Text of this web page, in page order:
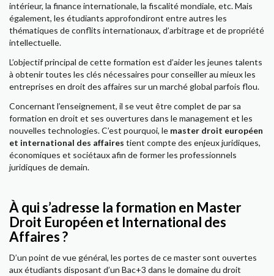
intérieur, la finance internationale, la fiscalité mondiale, etc. Mais
également, les étudiants approfondiront entre autres les
thématiques de conflits internationaux, d’arbitrage et de propriété
intellectuelle.
L’objectif principal de cette formation est d’aider les jeunes talents
à obtenir toutes les clés nécessaires pour conseiller au mieux les
entreprises en droit des affaires sur un marché global parfois flou.
Concernant l’enseignement, il se veut être complet de par sa
formation en droit et ses ouvertures dans le management et les
nouvelles technologies. C’est pourquoi, le master droit européen
et international des affaires tient compte des enjeux juridiques,
économiques et sociétaux afin de former les professionnels
juridiques de demain.
À qui s’adresse la formation en Master
Droit Européen et International des
Affaires ?
D’un point de vue général, les portes de ce master sont ouvertes
aux étudiants disposant d’un Bac+3 dans le domaine du droit